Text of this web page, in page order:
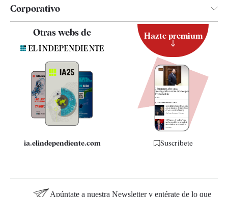
Corporativo
Contacto
Quiénes somos
Especificaciones
Otras webs de
ia.elindependiente.com
Hazte premium
Suscríbete
Apúntate a nuestra Newsletter y entérate de lo que